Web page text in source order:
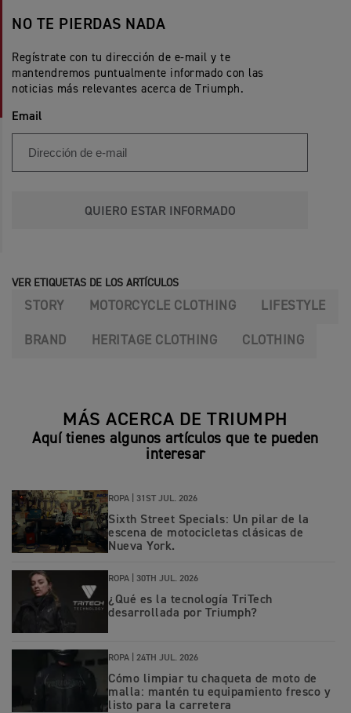
NO TE PIERDAS NADA
Regístrate con tu dirección de e-mail y te
mantendremos puntualmente informado con las
noticias más relevantes acerca de Triumph.
Email
QUIERO ESTAR INFORMADO
VER ETIQUETAS DE LOS ARTÍCULOS
STORY MOTORCYCLE CLOTHING LIFESTYLE
BRAND HERITAGE CLOTHING CLOTHING
MÁS ACERCA DE TRIUMPH
Aquí tienes algunos artículos que te pueden
interesar
ROPA | 31ST JUL. 2026
Sixth Street Specials: Un pilar de la
escena de motocicletas clásicas de
Nueva York.
ROPA | 30TH JUL. 2026
¿Qué es la tecnología TriTech
desarrollada por Triumph?
ROPA | 24TH JUL. 2026
Cómo limpiar tu chaqueta de moto de
malla: mantén tu equipamiento fresco y
listo para la carretera